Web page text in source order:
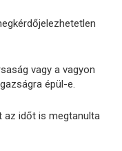
vagy a vagyon
épül-e.
az időt is megtanulta